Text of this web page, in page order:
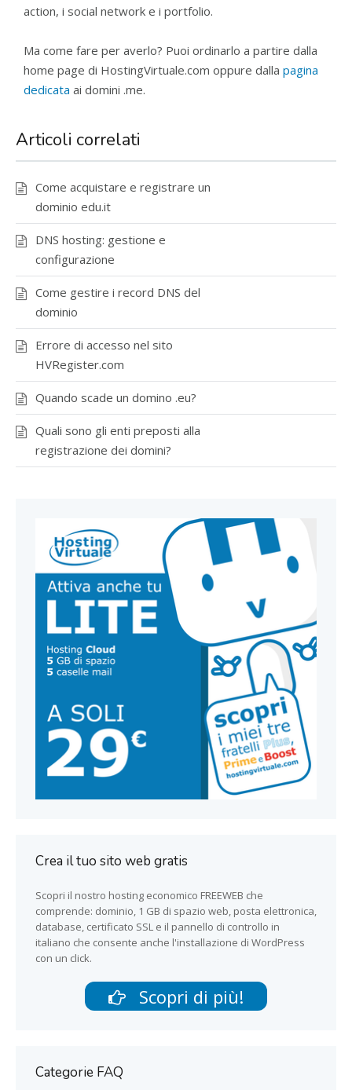
action, i social network e i portfolio.
Ma come fare per averlo? Puoi ordinarlo a partire dalla
home page di HostingVirtuale.com oppure dalla pagina
dedicata ai domini .me.
Articoli correlati
Come acquistare e registrare un
dominio edu.it
DNS hosting: gestione e
configurazione
Come gestire i record DNS del
dominio
Errore di accesso nel sito
HVRegister.com
Quando scade un domino .eu?
Quali sono gli enti preposti alla
registrazione dei domini?
Crea il tuo sito web gratis
Scopri il nostro hosting economico FREEWEB che
comprende: dominio, 1 GB di spazio web, posta elettronica,
database, certificato SSL e il pannello di controllo in
italiano che consente anche l'installazione di WordPress
con un click.
Scopri di più!
Categorie FAQ